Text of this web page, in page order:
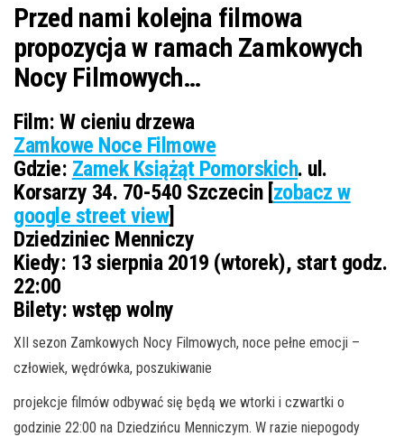
Przed nami kolejna filmowa
propozycja w ramach Zamkowych
Nocy Filmowych…
Film: W cieniu drzewa
Zamkowe Noce Filmowe
Gdzie: Zamek Książąt Pomorskich. ul.
Korsarzy 34. 70-540 Szczecin [zobacz w
google street view]
Dziedziniec Menniczy
Kiedy: 13 sierpnia 2019 (wtorek), start godz.
22:00
Bilety: wstęp wolny
XII sezon Zamkowych Nocy Filmowych, noce pełne emocji –
człowiek, wędrówka, poszukiwanie
projekcje filmów odbywać się będą we wtorki i czwartki o
godzinie 22:00 na Dziedzińcu Menniczym. W razie niepogody